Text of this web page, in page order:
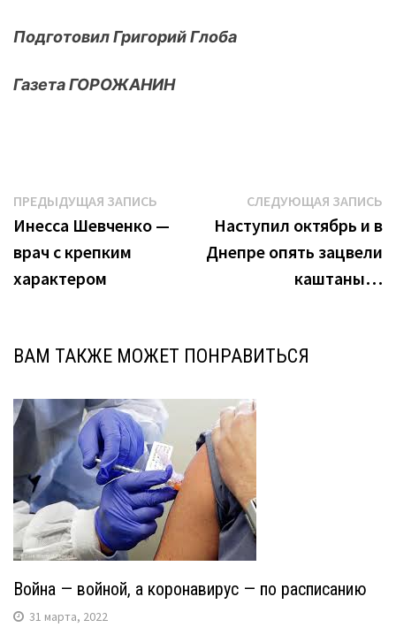
Подготовил Григорий Глоба
Газета ГОРОЖАНИН
Навигация
по
записям
ПРЕДЫДУЩАЯ ЗАПИСЬ
запись:
Инесса Шевченко —
врач с крепким
характером
СЛЕДУЮЩАЯ ЗАПИСЬ
Наступил октябрь и в
Днепре опять зацвели
каштаны…
ВАМ ТАКЖЕ МОЖЕТ ПОНРАВИТЬСЯ
Война — войной, а коронавирус — по расписанию
31 марта, 2022